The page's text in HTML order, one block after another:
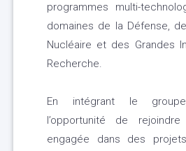
programmes multi-
domaines de la Défense,
Nucléaire et des Grandes
Recherche.
En intégrant le
l’opportunité de
engagée dans des